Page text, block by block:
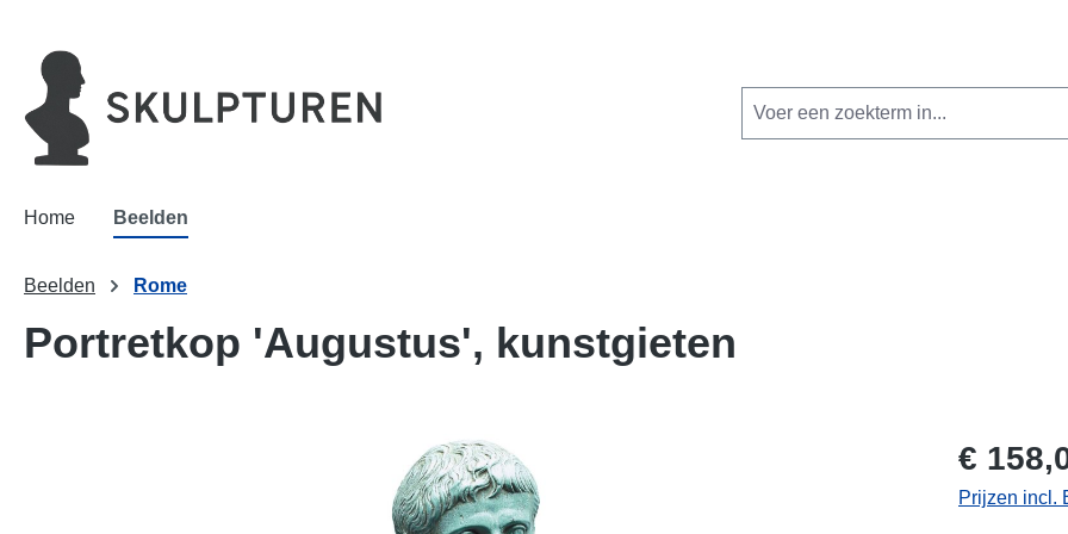
Home Beelden
Beelden Rome
Portretkop 'Augustus', kunstgieten
€
Prijzen incl.